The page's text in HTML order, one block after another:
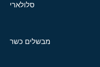
סלולארי
מבשלים כשר